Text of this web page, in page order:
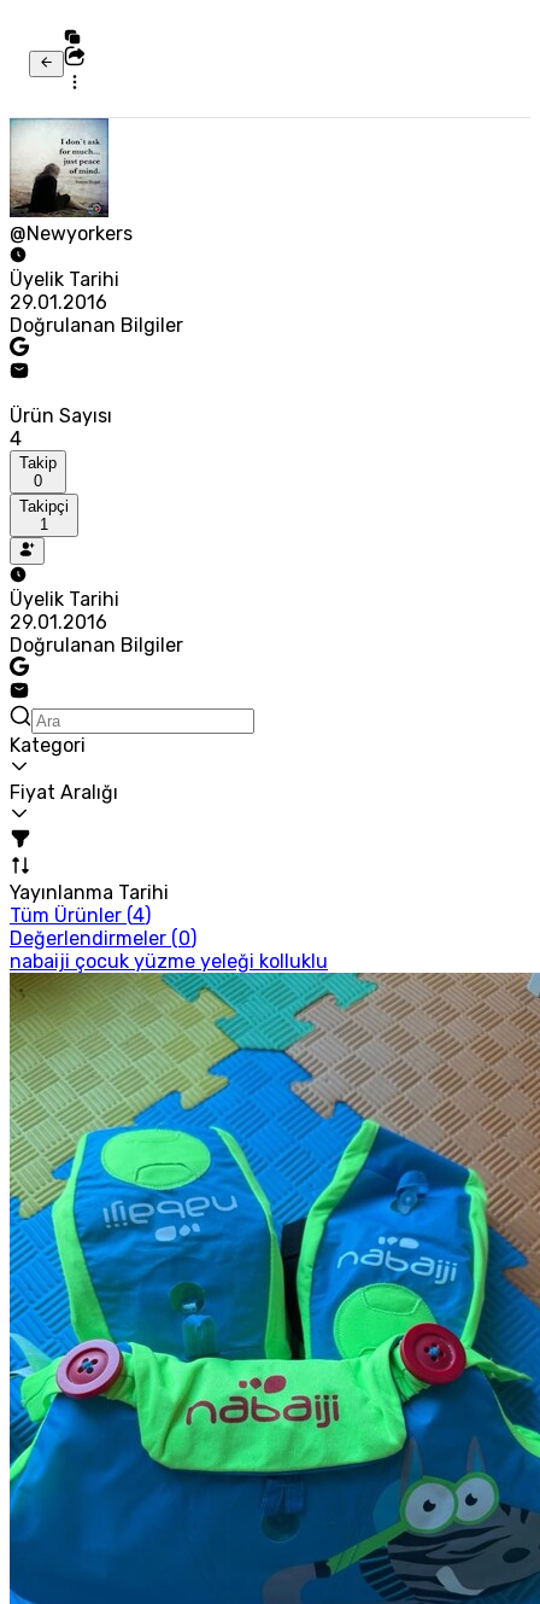
@Newyorkers
Üyelik Tarihi
29.01.2016
Doğrulanan Bilgiler
Ürün Sayısı
4
Takip
0
Takipçi
1
Üyelik Tarihi
29.01.2016
Doğrulanan Bilgiler
Kategori
Fiyat Aralığı
Yayınlanma Tarihi
Tüm Ürünler (4)
Değerlendirmeler (0)
nabaiji çocuk yüzme yeleği kolluklu